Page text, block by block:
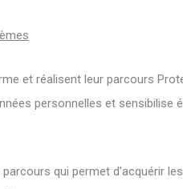
et réalisent leur parcours
personnelles et sensibilise
qui permet d'acquérir